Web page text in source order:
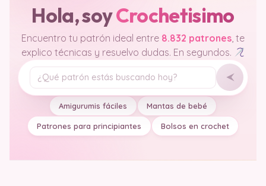
Hola, soyCrochetisimo
Encuentro tu patrón ideal entre 8.832 patrones, te
explico técnicas y resuelvo dudas. En segundos.
Tu pregunta
Amigurumis fáciles Mantas de bebé
Patrones para principiantes Bolsos en crochet